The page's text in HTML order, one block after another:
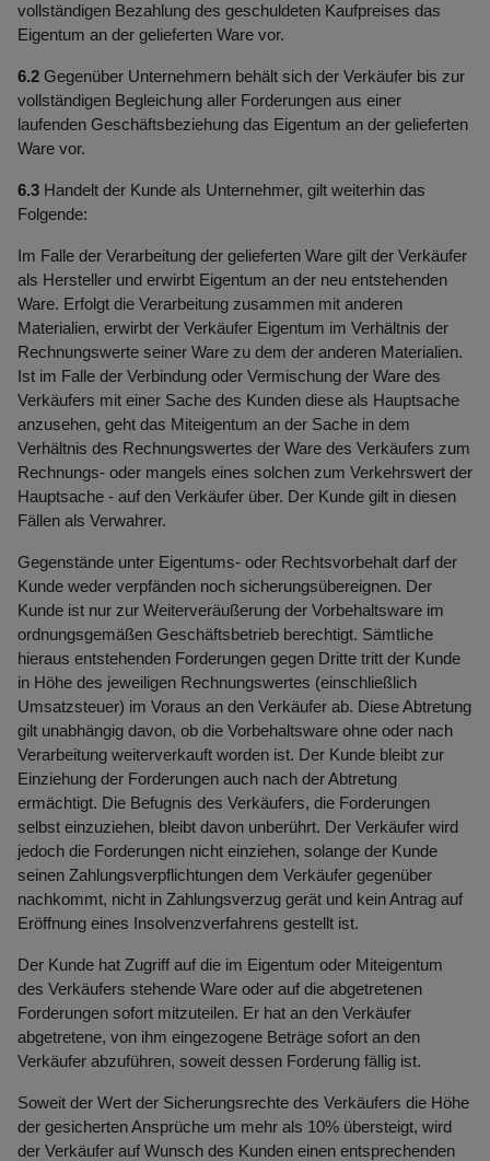
vollständigen Bezahlung des geschuldeten Kaufpreises das
Eigentum an der gelieferten Ware vor.
6.2 Gegenüber Unternehmern behält sich der Verkäufer bis zur
vollständigen Begleichung aller Forderungen aus einer
laufenden Geschäftsbeziehung das Eigentum an der gelieferten
Ware vor.
6.3 Handelt der Kunde als Unternehmer, gilt weiterhin das
Folgende:
Im Falle der Verarbeitung der gelieferten Ware gilt der Verkäufer
als Hersteller und erwirbt Eigentum an der neu entstehenden
Ware. Erfolgt die Verarbeitung zusammen mit anderen
Materialien, erwirbt der Verkäufer Eigentum im Verhältnis der
Rechnungswerte seiner Ware zu dem der anderen Materialien.
Ist im Falle der Verbindung oder Vermischung der Ware des
Verkäufers mit einer Sache des Kunden diese als Hauptsache
anzusehen, geht das Miteigentum an der Sache in dem
Verhältnis des Rechnungswertes der Ware des Verkäufers zum
Rechnungs- oder mangels eines solchen zum Verkehrswert der
Hauptsache - auf den Verkäufer über. Der Kunde gilt in diesen
Fällen als Verwahrer.
Gegenstände unter Eigentums- oder Rechtsvorbehalt darf der
Kunde weder verpfänden noch sicherungsübereignen. Der
Kunde ist nur zur Weiterveräußerung der Vorbehaltsware im
ordnungsgemäßen Geschäftsbetrieb berechtigt. Sämtliche
hieraus entstehenden Forderungen gegen Dritte tritt der Kunde
in Höhe des jeweiligen Rechnungswertes (einschließlich
Umsatzsteuer) im Voraus an den Verkäufer ab. Diese Abtretung
gilt unabhängig davon, ob die Vorbehaltsware ohne oder nach
Verarbeitung weiterverkauft worden ist. Der Kunde bleibt zur
Einziehung der Forderungen auch nach der Abtretung
ermächtigt. Die Befugnis des Verkäufers, die Forderungen
selbst einzuziehen, bleibt davon unberührt. Der Verkäufer wird
jedoch die Forderungen nicht einziehen, solange der Kunde
seinen Zahlungsverpflichtungen dem Verkäufer gegenüber
nachkommt, nicht in Zahlungsverzug gerät und kein Antrag auf
Eröffnung eines Insolvenzverfahrens gestellt ist.
Der Kunde hat Zugriff auf die im Eigentum oder Miteigentum
des Verkäufers stehende Ware oder auf die abgetretenen
Forderungen sofort mitzuteilen. Er hat an den Verkäufer
abgetretene, von ihm eingezogene Beträge sofort an den
Verkäufer abzuführen, soweit dessen Forderung fällig ist.
Soweit der Wert der Sicherungsrechte des Verkäufers die Höhe
der gesicherten Ansprüche um mehr als 10% übersteigt, wird
der Verkäufer auf Wunsch des Kunden einen entsprechenden